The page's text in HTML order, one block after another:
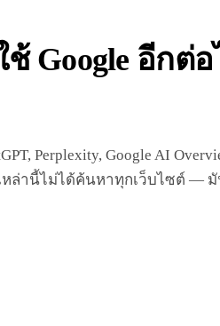
Google อีกต่
Perplexity, Google AI
ล่านี้ไม่ได้ค้นหาทุกเว็บไซต์ —